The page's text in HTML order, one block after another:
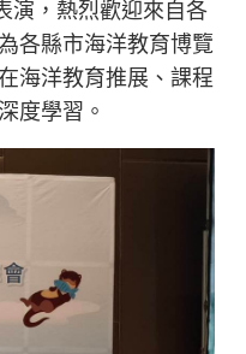
演，熱烈歡迎來自各
各縣市海洋教育博覽
海洋教育推展、課程
度學習。